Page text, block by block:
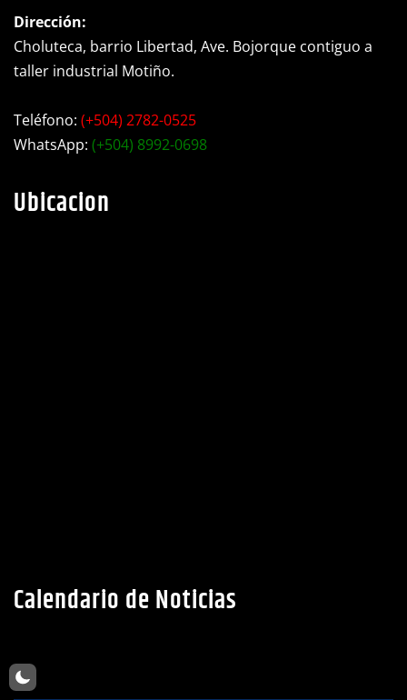
Dirección:
Choluteca, barrio Libertad, Ave. Bojorque contiguo a
taller industrial Motiño.
Teléfono: (+504) 2782-0525
WhatsApp: (+504) 8992-0698
Ubicacion
Calendario de Noticias